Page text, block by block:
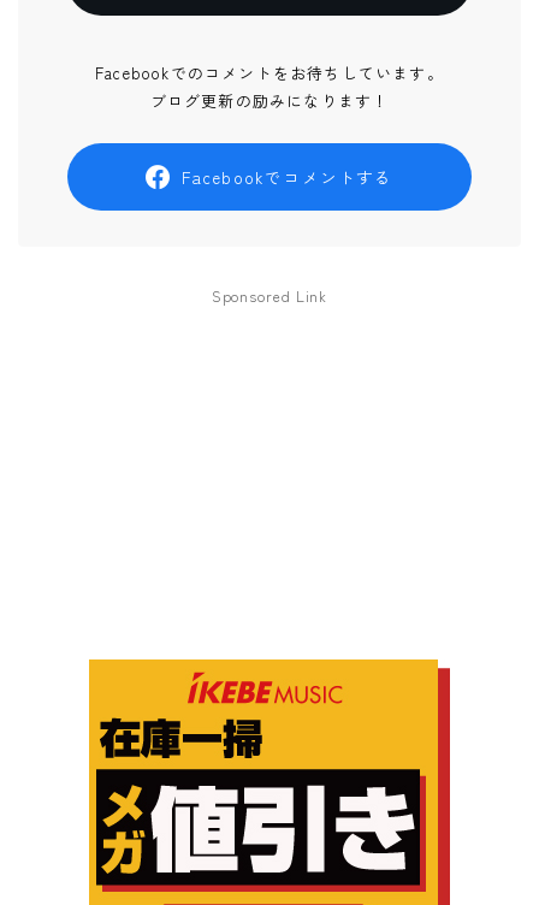
Facebookでのコメントをお待ちしています。
ブログ更新の励みになります！
Facebookでコメントする
Sponsored Link